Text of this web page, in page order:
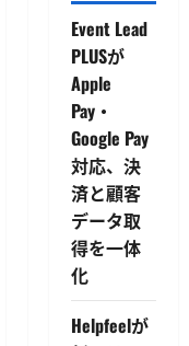
Event Lead
PLUSが
Apple
Pay・
Google Pay
対応、決
済と顧客
データ取
得を一体
化
Helpfeelが